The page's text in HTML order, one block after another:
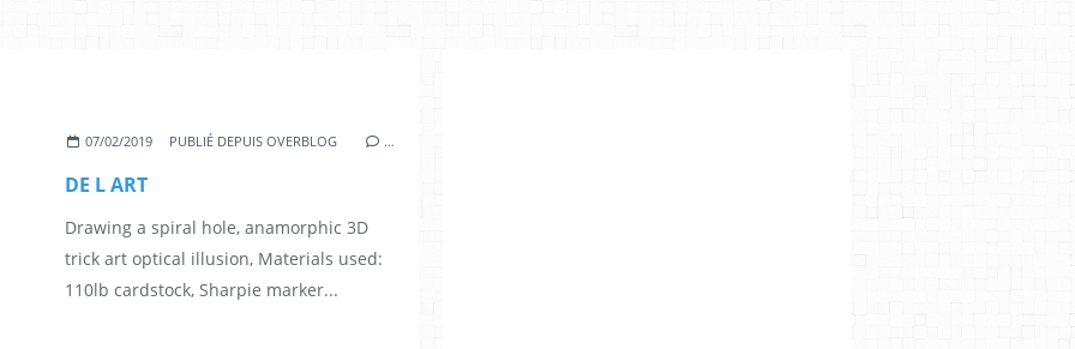
07/02/2019 PUBLIÉ DEPUIS OVERBLOG …
DE L ART
Drawing a spiral hole, anamorphic 3D
trick art optical illusion, Materials used:
110lb cardstock, Sharpie marker...